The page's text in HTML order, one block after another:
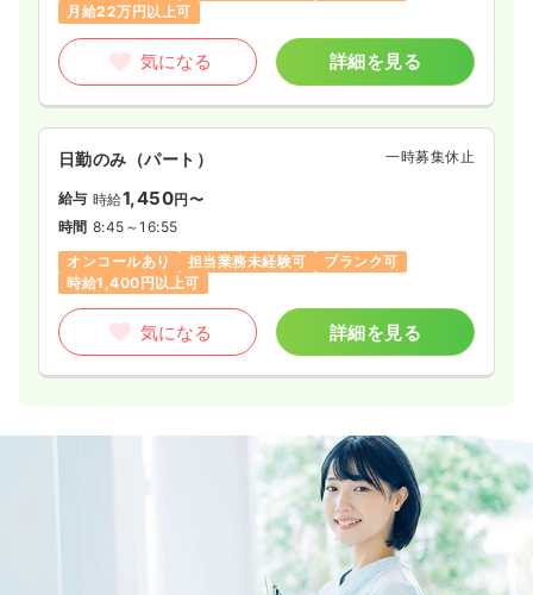
月給22万円以上可
気になる 詳細を見る
日勤のみ（パート） 一時募集休止
給与 時給1,450円〜
時間 8:45～16:55
オンコールあり
担当業務未経験可
ブランク可
時給1,400円以上可
気になる 詳細を見る